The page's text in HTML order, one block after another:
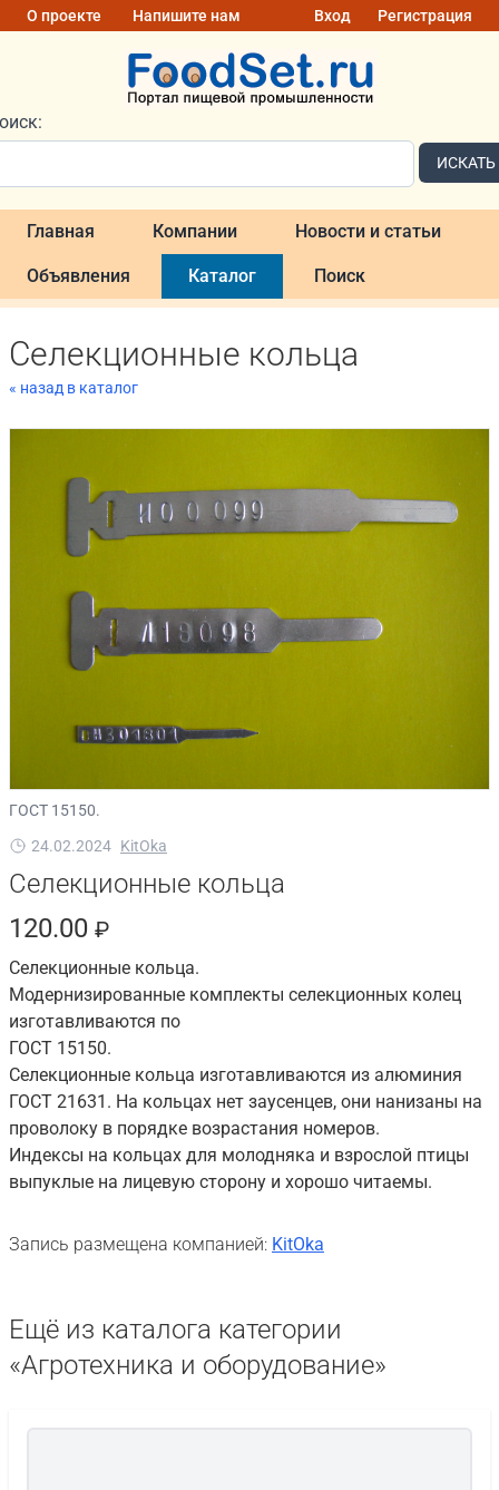
О проекте Напишите нам Вход Регистрация
ИСКАТЬ
Главная Компании Новости и статьи
Объявления Каталог Поиск
Селекционные кольца
« назад в каталог
ГОСТ 15150.
24.02.2024 KitOka
Селекционные кольца
120.00 ₽
Селекционные кольца.
Модернизированные комплекты селекционных колец
изготавливаются по
ГОСТ 15150.
Селекционные кольца изготавливаются из алюминия
ГОСТ 21631. На кольцах нет заусенцев, они нанизаны на
проволоку в порядке возрастания номеров.
Индексы на кольцах для молодняка и взрослой птицы
выпуклые на лицевую сторону и хорошо читаемы.
Запись размещена компанией: KitOka
Ещё из каталога категории
«Агротехника и оборудование»